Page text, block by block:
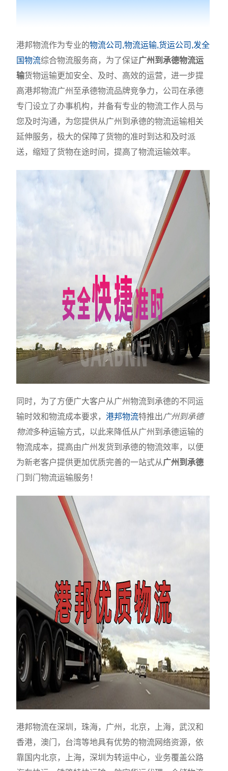
港邦物流作为专业的物流公司,物流运输,货运公司,发全
国物流综合物流服务商，为了保证广州到承德物流运
输货物运输更加安全、及时、高效的运营，进一步提
高港邦物流广州至承德物流品牌竞争力，公司在承德
专门设立了办事机构，并备有专业的物流工作人员与
您及时沟通，为您提供从广州到承德的物流运输相关
延伸服务，极大的保障了货物的准时到达和及时派
送，缩短了货物在途时间，提高了物流运输效率。
同时，为了方便广大客户从广州物流到承德的不同运
输时效和物流成本要求，港邦物流特推出广州到承德
物流多种运输方式，以此来降低从广州到承德运输的
物流成本，提高由广州发货到承德的物流效率，以便
为新老客户提供更加优质完善的一站式从广州到承德
门到门物流运输服务！
港邦物流在深圳，珠海，广州，北京，上海，武汉和
香港，澳门，台湾等地具有优势的物流网络资源，依
靠国内北京，上海，深圳为转运中心，业务覆盖公路